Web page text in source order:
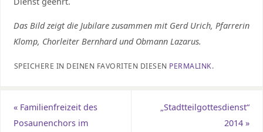
Das Bild zeigt die Jubilare zusammen mit Gerd Urich, Pfarrerin
Klomp, Chorleiter Bernhard und Obmann Lazarus.
SPEICHERE IN DEINEN FAVORITEN DIESEN PERMALINK.
«Familienfreizeit des
Posaunenchors im
„Stadtteilgottesdienst“
2014»